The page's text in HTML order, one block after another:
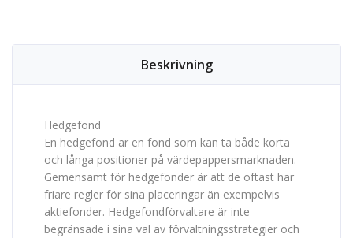
Beskrivning
Hedgefond
En hedgefond är en fond som kan ta både korta
och långa positioner på värdepappersmarknaden.
Gemensamt för hedgefonder är att de oftast har
friare regler för sina placeringar än exempelvis
aktiefonder. Hedgefondförvaltare är inte
begränsade i sina val av förvaltningsstrategier och